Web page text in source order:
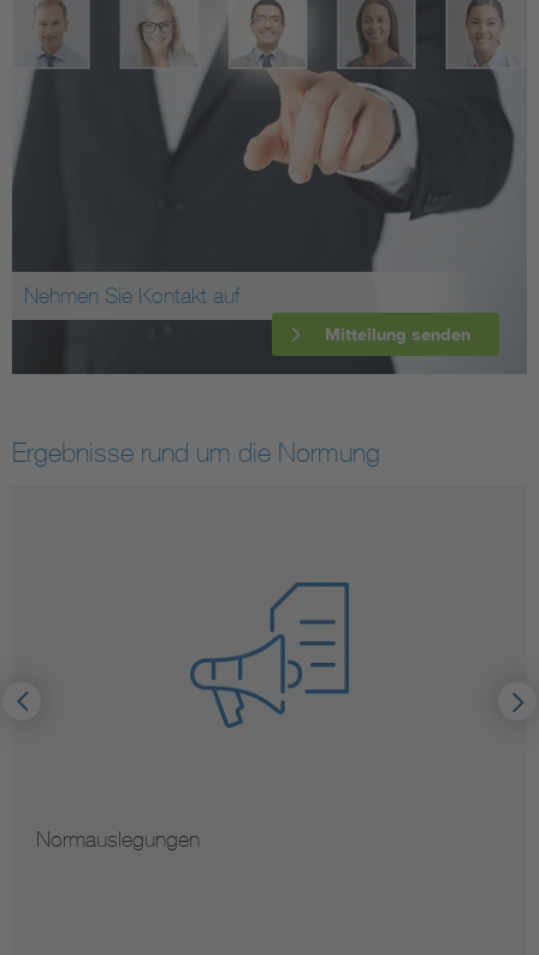
Nehmen Sie Kontakt auf
Mitteilung senden
Ergebnisse rund um die Normung
Hinweise zur Vervielfältigung von Normen